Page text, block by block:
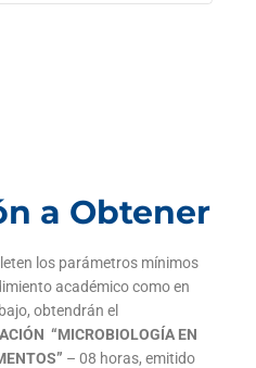
a Obtener
los parámetros mínimos
académico como en
obtendrán el
“MICROBIOLOGÍA EN
– 08 horas, emitido